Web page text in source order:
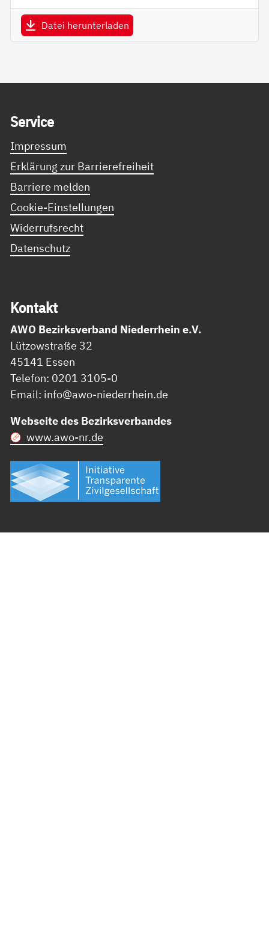
Datei herunterladen
Ser­vice
Impressum
Erklärung zur Barrierefreiheit
Barriere melden
Cookie-Einstellungen
Widerrufsrecht
Datenschutz
Kon­takt
AWO Bezirksverband Niederrhein e.V.
Lützowstraße 32
45141 Essen
Telefon: 0201 3105-0
Email: info@awo-niederrhein.de
Webseite des Bezirksverbandes
www.awo-nr.de